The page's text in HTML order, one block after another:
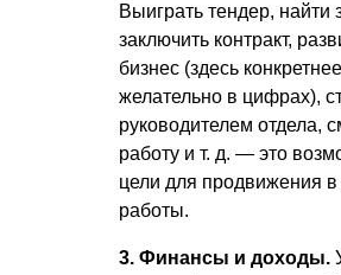
Выиграть тендер, найти
заключить контракт,
бизнес (здесь
желательно в цифрах),
руководителем отдела,
работу и т. д. — это
цели для продвижения в
работы.
3. Финансы и доходы.